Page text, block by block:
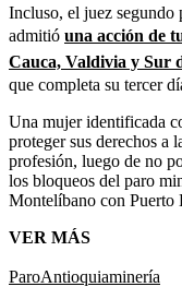
Incluso, el juez
admitió una acción de
Cauca, Valdivia y Sur
que completa su tercer
Una mujer identificada
proteger sus derechos a
profesión, luego de no
los bloqueos del paro
Montelíbano con Puerto
VER MÁS
ParoAntioquiaminería